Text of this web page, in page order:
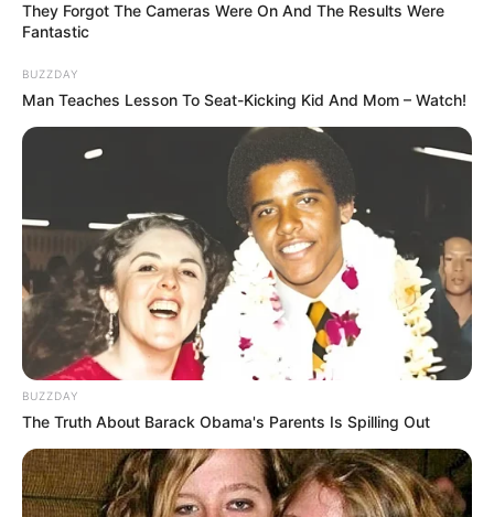
FILM
Mortal Engines, Kehidupan
They Forgot The Cameras Were On And The Results Were
Fantastic
BUZZDAY
Man Teaches Lesson To Seat-Kicking Kid And Mom – Watch!
BUZZDAY
The Truth About Barack Obama's Parents Is Spilling Out